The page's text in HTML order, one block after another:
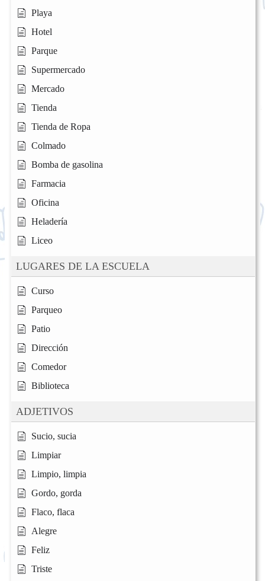
Playa
Hotel
Parque
Supermercado
Mercado
Tienda
Tienda de Ropa
Colmado
Bomba de gasolina
Farmacia
Oficina
Heladería
Liceo
LUGARES DE LA ESCUELA
Curso
Parqueo
Patio
Dirección
Comedor
Biblioteca
ADJETIVOS
Sucio, sucia
Limpiar
Limpio, limpia
Gordo, gorda
Flaco, flaca
Alegre
Feliz
Triste